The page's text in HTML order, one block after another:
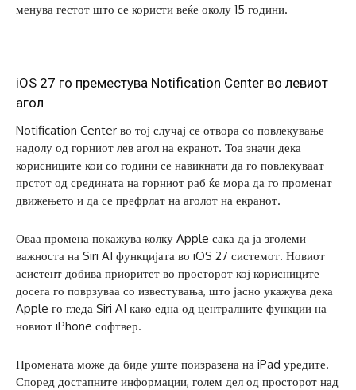
менува гестот што се користи веќе околу 15 години.
iOS 27 го преместува Notification Center во левиот
агол
Notification Center во тој случај се отвора со повлекување
надолу од горниот лев агол на екранот. Тоа значи дека
корисниците кои со години се навикнати да го повлекуваат
прстот од средината на горниот раб ќе мора да го променат
движењето и да се префрлат на аголот на екранот.
Оваа промена покажува колку Apple сака да ја зголеми
важноста на Siri AI функцијата во iOS 27 системот. Новиот
асистент добива приоритет во просторот кој корисниците
досега го поврзуваа со известувања, што јасно укажува дека
Apple го гледа Siri AI како една од централните функции на
новиот iPhone софтвер.
Промената може да биде уште поизразена на iPad уредите.
Според достапните информации, голем дел од просторот над